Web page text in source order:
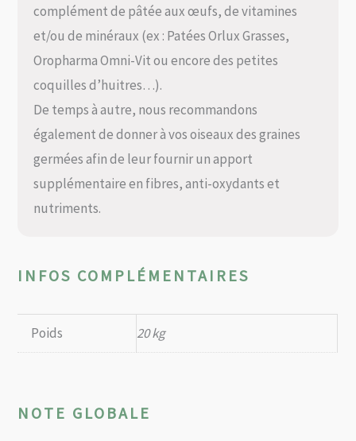
complément de pâtée aux œufs, de vitamines
et/ou de minéraux (ex : Patées Orlux Grasses,
Oropharma Omni-Vit ou encore des petites
coquilles d’huitres…).
De temps à autre, nous recommandons
également de donner à vos oiseaux des graines
germées afin de leur fournir un apport
supplémentaire en fibres, anti-oxydants et
nutriments.
INFOS COMPLÉMENTAIRES
Poids 20 kg
NOTE GLOBALE